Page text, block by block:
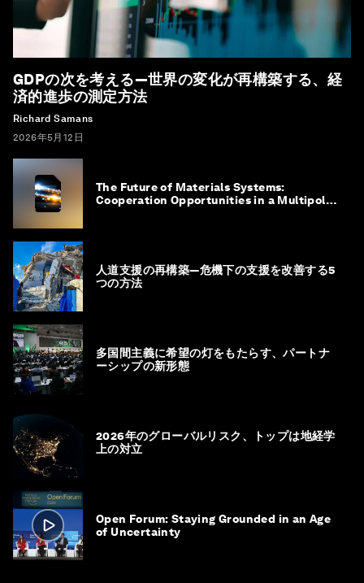
GDPの次を考える―世界の変化が再構築する、経
済的進歩の測定方法
Richard Samans
2026年5月12日
The Future of Materials Systems:
Cooperation Opportunities in a Multipolar
人道支援の再構築―危機下の支援を改善する5
つの方法
多国間主義に希望の灯をもたらす、パートナ
ーシップの新形態
2026年のグローバルリスク、トップは地経学
上の対立
Open Forum: Staying Grounded in an Age
of Uncertainty